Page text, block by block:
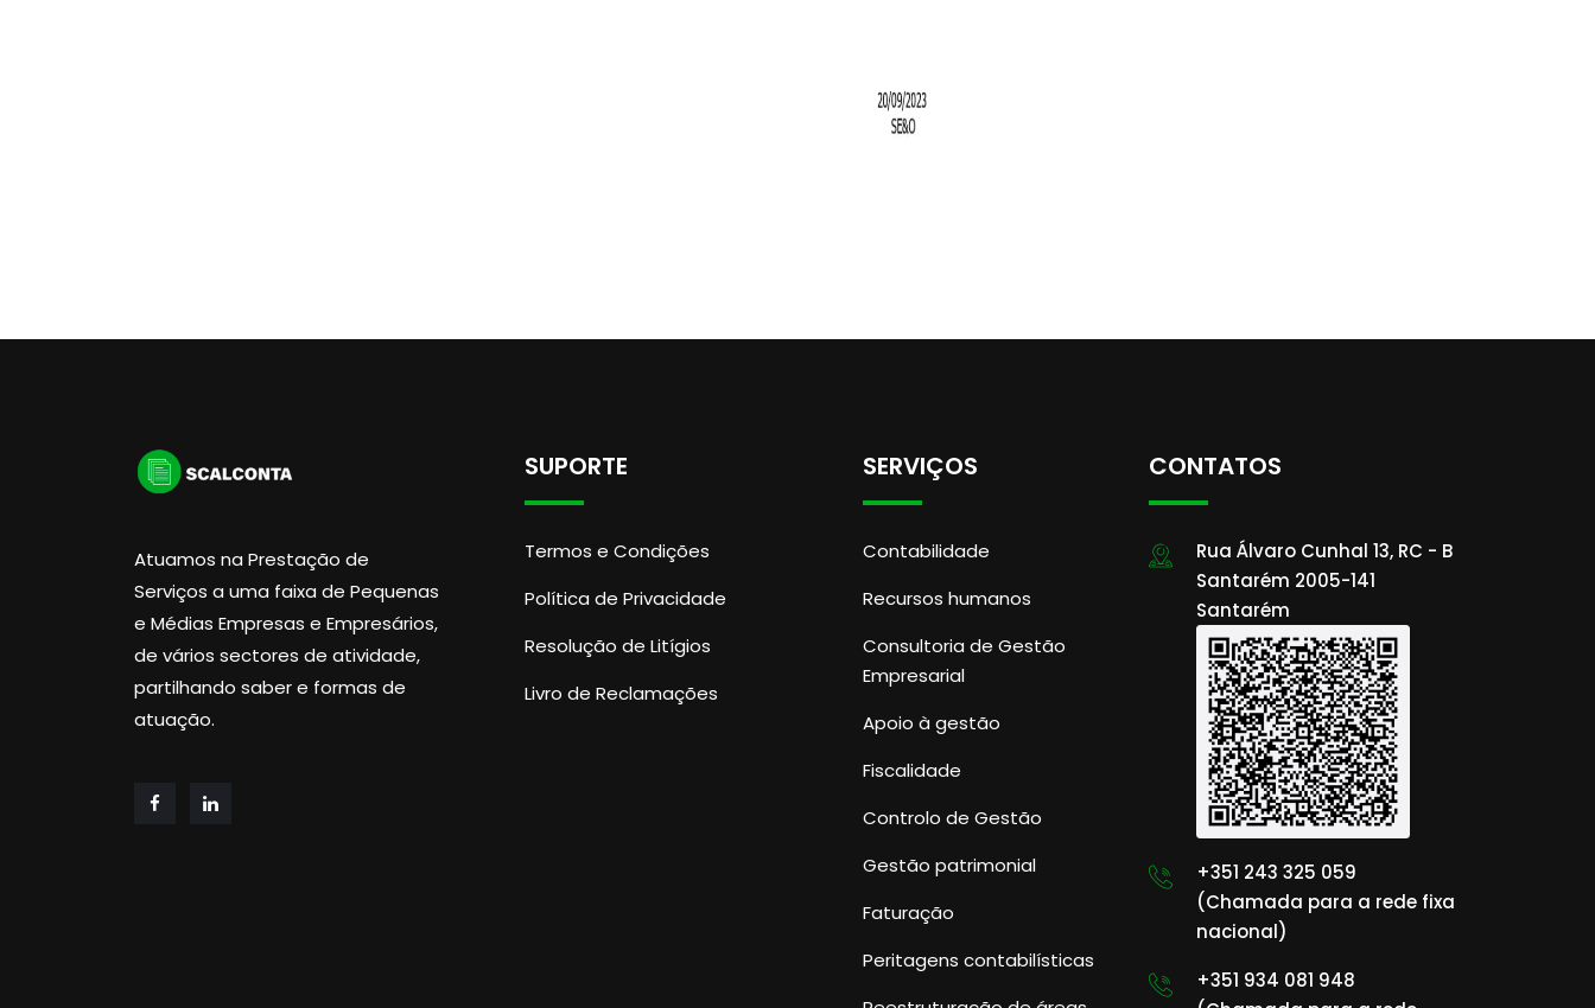
Atuamos na Prestação de
Serviços a uma faixa de Pequenas
e Médias Empresas e Empresários,
de vários sectores de atividade,
partilhando saber e formas de
atuação.
SUPORTE
Termos e Condições
Política de Privacidade
Resolução de Litígios
Livro de Reclamações
SERVIÇOS
Contabilidade
Recursos humanos
Consultoria de Gestão
Empresarial
Apoio à gestão
Fiscalidade
Controlo de Gestão
Gestão patrimonial
Faturação
Peritagens contabilísticas
CONTATOS
Rua Álvaro Cunhal 13, RC - B
Santarém 2005-141
Santarém
+351 243 325 059
(Chamada para a rede fixa
nacional)
+351 934 081 948